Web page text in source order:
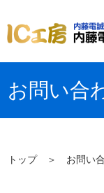
お問い合
トップ＞ お問い